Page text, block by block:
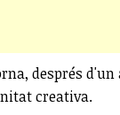
després
creativa.